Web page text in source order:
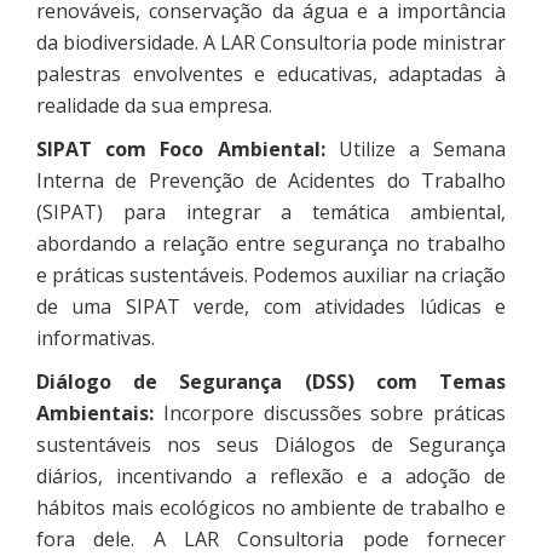
renováveis, conservação da água e a importância
da biodiversidade. A LAR Consultoria pode ministrar
palestras envolventes e educativas, adaptadas à
realidade da sua empresa.
SIPAT com Foco Ambiental:Utilize a Semana
Interna de Prevenção de Acidentes do Trabalho
(SIPAT) para integrar a temática ambiental,
abordando a relação entre segurança no trabalho
e práticas sustentáveis. Podemos auxiliar na criação
de uma SIPAT verde, com atividades lúdicas e
informativas.
Diálogo de Segurança (DSS) com Temas
Ambientais: Incorpore discussões sobre práticas
sustentáveis nos seus Diálogos de Segurança
diários, incentivando a reflexão e a adoção de
hábitos mais ecológicos no ambiente de trabalho e
fora dele. A LAR Consultoria pode fornecer